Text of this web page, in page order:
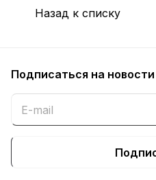
Назад к списку
Подписаться на